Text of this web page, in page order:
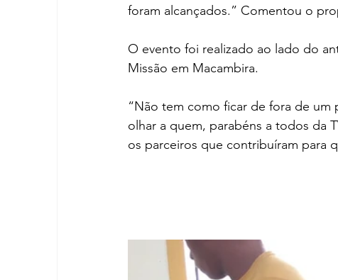
foram alcançados.” Comentou o
O evento foi realizado ao lado do
Missão em Macambira.
“Não tem como ficar de fora de
olhar a quem, parabéns a todos da
os parceiros que contribuíram para